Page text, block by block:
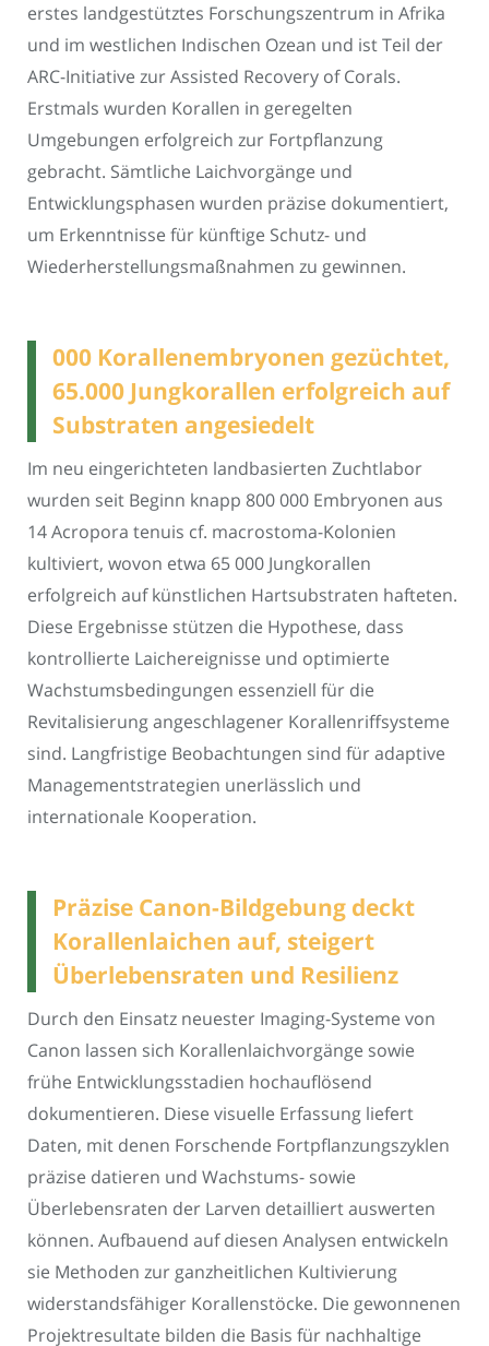
erstes landgestütztes Forschungszentrum in Afrika
und im westlichen Indischen Ozean und ist Teil der
ARC-Initiative zur Assisted Recovery of Corals.
Erstmals wurden Korallen in geregelten
Umgebungen erfolgreich zur Fortpflanzung
gebracht. Sämtliche Laichvorgänge und
Entwicklungsphasen wurden präzise dokumentiert,
um Erkenntnisse für künftige Schutz- und
Wiederherstellungsmaßnahmen zu gewinnen.
000 Korallenembryonen gezüchtet,
65.000 Jungkorallen erfolgreich auf
Substraten angesiedelt
Im neu eingerichteten landbasierten Zuchtlabor
wurden seit Beginn knapp 800 000 Embryonen aus
14 Acropora tenuis cf. macrostoma-Kolonien
kultiviert, wovon etwa 65 000 Jungkorallen
erfolgreich auf künstlichen Hartsubstraten hafteten.
Diese Ergebnisse stützen die Hypothese, dass
kontrollierte Laichereignisse und optimierte
Wachstumsbedingungen essenziell für die
Revitalisierung angeschlagener Korallenriffsysteme
sind. Langfristige Beobachtungen sind für adaptive
Managementstrategien unerlässlich und
internationale Kooperation.
Präzise Canon-Bildgebung deckt
Korallenlaichen auf, steigert
Überlebensraten und Resilienz
Durch den Einsatz neuester Imaging-Systeme von
Canon lassen sich Korallenlaichvorgänge sowie
frühe Entwicklungsstadien hochauflösend
dokumentieren. Diese visuelle Erfassung liefert
Daten, mit denen Forschende Fortpflanzungszyklen
präzise datieren und Wachstums- sowie
Überlebensraten der Larven detailliert auswerten
können. Aufbauend auf diesen Analysen entwickeln
sie Methoden zur ganzheitlichen Kultivierung
widerstandsfähiger Korallenstöcke. Die gewonnenen
Projektresultate bilden die Basis für nachhaltige